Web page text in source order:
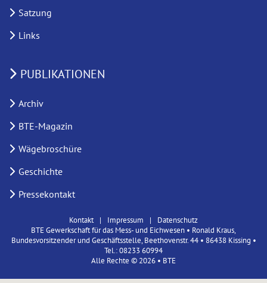
Satzung
Links
PUBLIKATIONEN
Archiv
BTE-Magazin
Wägebroschüre
Geschichte
Pressekontakt
Kontakt Impressum
Datenschutz
BTE Gewerkschaft für das Mess- und Eichwesen • Ronald Kraus,
Bundesvorsitzender und Geschäftsstelle, Beethovenstr. 44 • 86438 Kissing •
Tel.: 08233 60994
Alle Rechte © 2026 • BTE